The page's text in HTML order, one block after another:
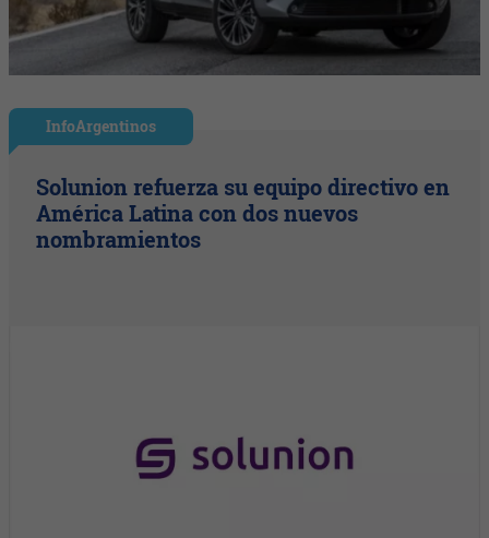
InfoArgentinos
Solunion refuerza su equipo directivo en
América Latina con dos nuevos
nombramientos